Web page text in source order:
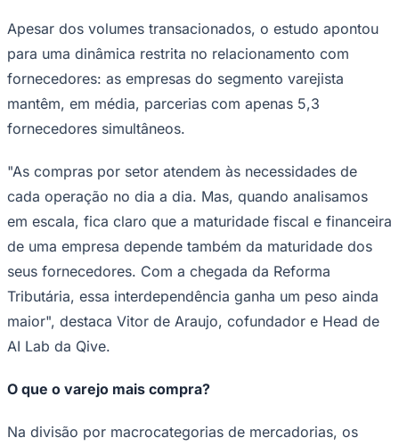
Mundial 2026
Times - Ir direto
Apesar dos volumes transacionados, o estudo apontou
para uma dinâmica restrita no relacionamento com
fornecedores: as empresas do segmento varejista
mantêm, em média, parcerias com apenas 5,3
fornecedores simultâneos.
"As compras por setor atendem às necessidades de
cada operação no dia a dia. Mas, quando analisamos
em escala, fica claro que a maturidade fiscal e financeira
de uma empresa depende também da maturidade dos
seus fornecedores. Com a chegada da Reforma
Tributária, essa interdependência ganha um peso ainda
maior", destaca Vitor de Araujo, cofundador e Head de
AI Lab da Qive.
O que o varejo mais compra?
Na divisão por macrocategorias de mercadorias, os